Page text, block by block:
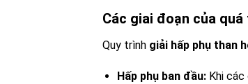
Các giai đoạn của quá
Quy trình giải hấp phụ than
Hấp phụ ban đầu:Khi các